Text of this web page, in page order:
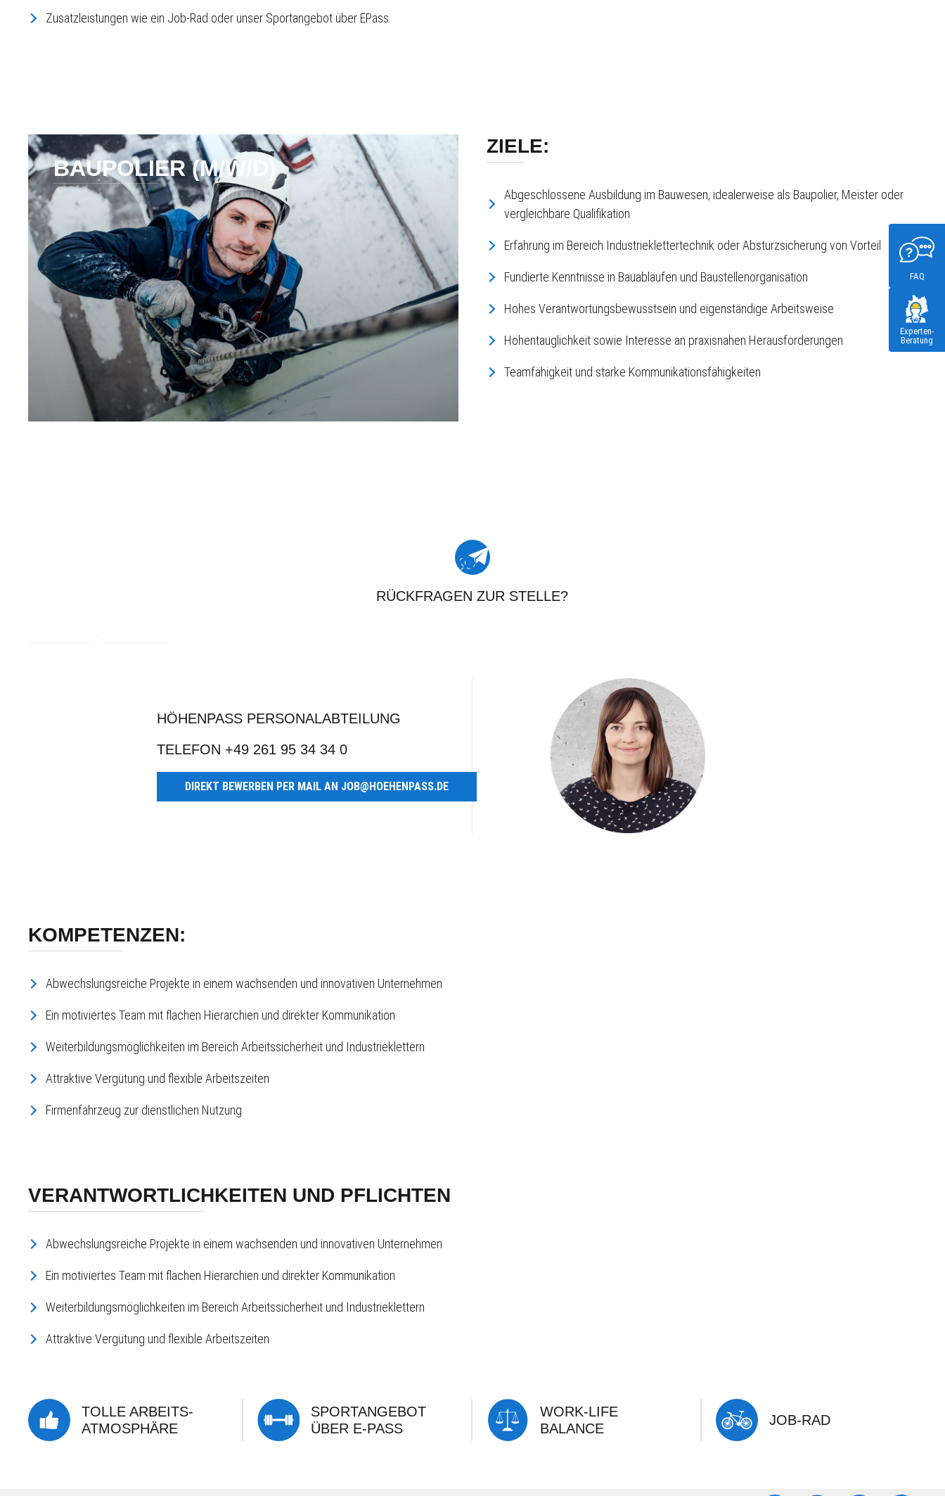
Zusatzleistungen wie ein Job-Rad oder unser Sportangebot über EPass.
BAUPOLIER (M/W/D)
ZIELE:
Abgeschlossene Ausbildung im Bauwesen, idealerweise als Baupolier, Meister oder
vergleichbare Qualifikation
Erfahrung im Bereich Industrieklettertechnik oder Absturzsicherung von Vorteil
Fundierte Kenntnisse in Bauabläufen und Baustellenorganisation
Hohes Verantwortungsbewusstsein und eigenständige Arbeitsweise
Höhentauglichkeit sowie Interesse an praxisnahen Herausforderungen
Teamfähigkeit und starke Kommunikationsfähigkeiten
RÜCKFRAGEN ZUR STELLE?
HÖHENPASS PERSONALABTEILUNG
TELEFON +49 261 95 34 34 0
DIREKT BEWERBEN PER MAIL AN JOB@HOEHENPASS.DE
KOMPETENZEN:
Abwechslungsreiche Projekte in einem wachsenden und innovativen Unternehmen
Ein motiviertes Team mit flachen Hierarchien und direkter Kommunikation
Weiterbildungsmöglichkeiten im Bereich Arbeitssicherheit und Industrieklettern
Attraktive Vergütung und flexible Arbeitszeiten
Firmenfahrzeug zur dienstlichen Nutzung
VERANTWORTLICHKEITEN UND PFLICHTEN
Abwechslungsreiche Projekte in einem wachsenden und innovativen Unternehmen
Ein motiviertes Team mit flachen Hierarchien und direkter Kommunikation
Weiterbildungsmöglichkeiten im Bereich Arbeitssicherheit und Industrieklettern
Attraktive Vergütung und flexible Arbeitszeiten
TOLLE ARBEITS-
ATMOSPHÄRE
SPORTANGEBOT
ÜBER E-PASS
WORK-LIFE
BALANCE
JOB-RAD
FAQ
Experten-
Beratung